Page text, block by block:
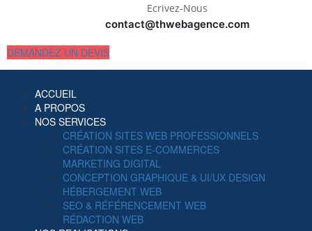
Ecrivez-Nous
contact@thwebagence.com
DEMANDEZ UN DEVIS
ACCUEIL
A PROPOS
NOS SERVICES
CRÉATION SITES WEB PROFESSIONNELS
CRÉATION SITES E-COMMERCES
MARKETING DIGITAL
CONCEPTION GRAPHIQUE & UI/UX DESIGN
HÉBERGEMENT WEB
SEO & RÉFÉRENCEMENT WEB
RÉDACTION WEB